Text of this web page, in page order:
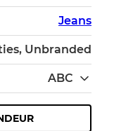
Jeans
Unbranded
ABC